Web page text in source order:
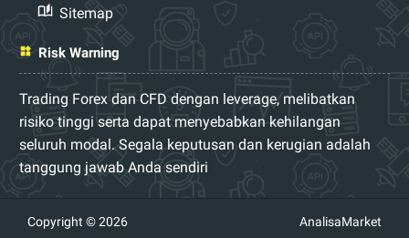
Sitemap
Risk Warning
Trading Forex dan CFD dengan leverage, melibatkan
risiko tinggi serta dapat menyebabkan kehilangan
seluruh modal. Segala keputusan dan kerugian adalah
tanggung jawab Anda sendiri
Copyright © 2026 AnalisaMarket